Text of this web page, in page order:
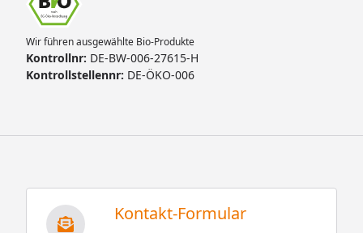
Wir führen ausgewählte Bio-Produkte
Kontrollnr: DE-BW-006-27615-H
Kontrollstellennr: DE-ÖKO-006
Kontakt-Formular